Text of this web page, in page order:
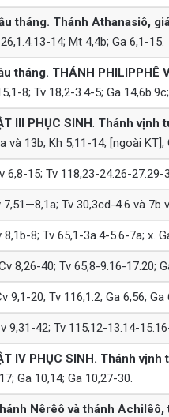
tháng. Thánh Athanasiô,
14; Mt 4,4b; Ga 6,1-15.
tháng. THÁNH PHILIPPHÊ
8; Tv 18,2-3.4-5; Ga
III PHỤC SINH Thánh vịnh
và 13b; Kh 5,11-14; [ngoài KT];
6,8-15; Tv 118,23-24.26-27.29-
7,51—8,1a; Tv 30,3cd-4.6 và 7b
8,1b-8; Tv 65,1-3a.4-5.6-7a; x.
8,26-40; Tv 65,8-9.16-17.20;
9,1-20; Tv 116,1.2; Ga 6,56; Ga
9,31-42; Tv 115,12-13.14-
IV PHỤC SINH. Thánh vịnh
Ga 10,14; Ga 10,27-30.
Nêrêô và thánh